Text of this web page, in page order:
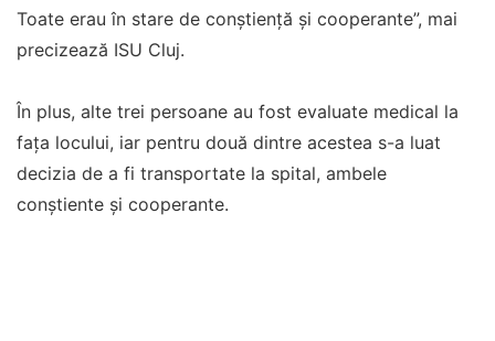
Toate erau în stare de conștiență și cooperante”, mai
precizează ISU Cluj.
În plus, alte trei persoane au fost evaluate medical la
fața locului, iar pentru două dintre acestea s-a luat
decizia de a fi transportate la spital, ambele
conștiente și cooperante.